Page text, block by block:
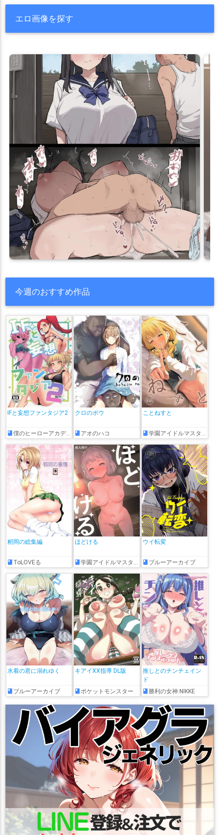
エロ画像を探す
今週のおすすめ作品
IFと妄想ファンタジア2
僕のヒーローアカデミア
クロのボウ
アオのハコ
ことねすと
学園アイドルマスター
籾岡の総集編
ToLOVEる
ほどける
学園アイドルマスター
ウイ転変
ブルーアーカイブ
水着の君に溺れゆく
ブルーアーカイブ
キアイXX指導 DL版
ポケットモンスター
推しとのチンチェイン
ド
勝利の女神:NIKKE